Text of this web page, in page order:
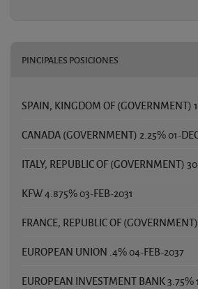
PINCIPALES POSICIONES
SPAIN, KINGDOM OF (GOVERNMENT)
CANADA (GOVERNMENT) 2.25% 01-
ITALY, REPUBLIC OF (GOVERNMENT)
KFW 4.875% 03-FEB-2031
FRANCE, REPUBLIC OF
EUROPEAN UNION .4% 04-FEB-2037
EUROPEAN INVESTMENT BANK 3.75%